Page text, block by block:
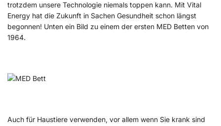
trotzdem unsere Technologie niemals toppen kann. Mit Vital
Energy hat die Zukunft in Sachen Gesundheit schon längst
begonnen! Unten ein Bild zu einem der ersten MED Betten von
1964.
Auch für Haustiere verwenden, vor allem wenn Sie krank sind